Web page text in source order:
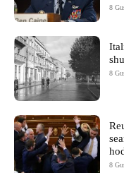
8
8
8